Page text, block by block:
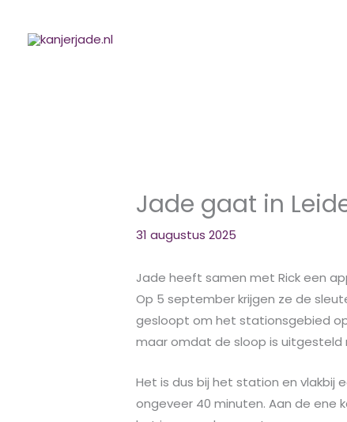
Jade gaat in
31 augustus 2025
Jade heeft samen met Rick een
Op 5 september krijgen ze de
gesloopt om het stationsgebied
maar omdat de sloop is uitgesteld
Het is dus bij het station en vlakbij
ongeveer 40 minuten. Aan de ene